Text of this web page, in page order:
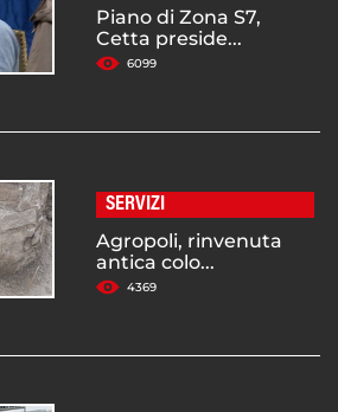
Piano di Zona S7,
Cetta preside...
6099
SERVIZI
Agropoli, rinvenuta
antica colo...
4369